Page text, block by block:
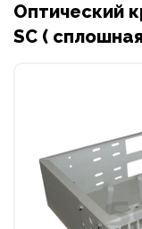
Оптический
SC (